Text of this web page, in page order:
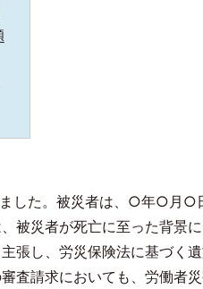
した。被災者は、○年○月○
被災者が死亡に至った背景
張し、労災保険法に基づく
査請求においても、労働者